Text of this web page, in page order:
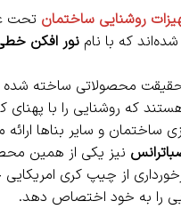
روشنایی ساختمان تحت
که با نام نور افکن
محصولاتی ساخته شده
که روشنایی را با پهنای
ساختمان و سایر بناها ارائه
نیز یکی از همین
از چیپ کری
را به خود اختصاص دهد.